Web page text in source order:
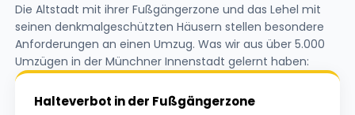
Die Altstadt mit ihrer Fußgängerzone und das Lehel mit
seinen denkmalgeschützten Häusern stellen besondere
Anforderungen an einen Umzug. Was wir aus über 5.000
Umzügen in der Münchner Innenstadt gelernt haben:
Halteverbot in der Fußgängerzone